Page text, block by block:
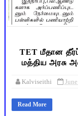
TET மீதான
மத்திய அரசு
Kalviseithi
Read More